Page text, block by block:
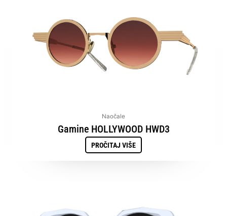
Naočale
Gamine HOLLYWOOD HWD3
PROČITAJ VIŠE